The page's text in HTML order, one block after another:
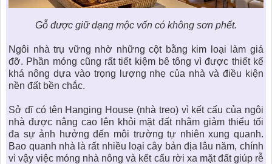
Gỗ được giữ dạng mộc vốn có không sơn phết.
Ngôi nhà trụ vững nhờ những cột bằng kim loại làm giá
đỡ. Phần móng cũng rất tiết kiệm bê tông vì được thiết kế
khá nông dựa vào trọng lượng nhẹ của nhà và điều kiện
nền đất bền chắc.
Sở dĩ có tên Hanging House (nhà treo) vì kết cấu của ngôi
nhà được nâng cao lên khỏi mặt đất nhằm giảm thiểu tối
đa sự ảnh hưởng đến môi trường tự nhiên xung quanh.
Bao quanh nhà là rất nhiều loại cây bản địa lâu năm, chính
vì vậy việc móng nhà nông và kết cấu rời xa mặt đất giúp rễ